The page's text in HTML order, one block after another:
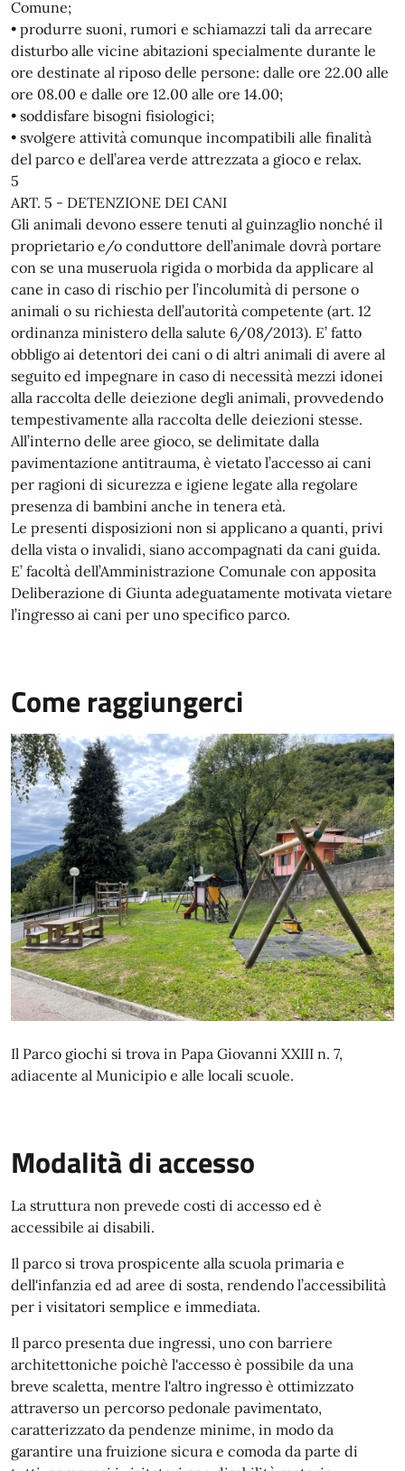
Comune;
• produrre suoni, rumori e schiamazzi tali da arrecare
disturbo alle vicine abitazioni specialmente durante le
ore destinate al riposo delle persone: dalle ore 22.00 alle
ore 08.00 e dalle ore 12.00 alle ore 14.00;
• soddisfare bisogni fisiologici;
• svolgere attività comunque incompatibili alle finalità
del parco e dell’area verde attrezzata a gioco e relax.
5
ART. 5 - DETENZIONE DEI CANI
Gli animali devono essere tenuti al guinzaglio nonché il
proprietario e/o conduttore dell’animale dovrà portare
con se una museruola rigida o morbida da applicare al
cane in caso di rischio per l’incolumità di persone o
animali o su richiesta dell’autorità competente (art. 12
ordinanza ministero della salute 6/08/2013). E’ fatto
obbligo ai detentori dei cani o di altri animali di avere al
seguito ed impegnare in caso di necessità mezzi idonei
alla raccolta delle deiezione degli animali, provvedendo
tempestivamente alla raccolta delle deiezioni stesse.
All’interno delle aree gioco, se delimitate dalla
pavimentazione antitrauma, è vietato l’accesso ai cani
per ragioni di sicurezza e igiene legate alla regolare
presenza di bambini anche in tenera età.
Le presenti disposizioni non si applicano a quanti, privi
della vista o invalidi, siano accompagnati da cani guida.
E’ facoltà dell’Amministrazione Comunale con apposita
Deliberazione di Giunta adeguatamente motivata vietare
l’ingresso ai cani per uno specifico parco.
Come raggiungerci
Il Parco giochi si trova in Papa Giovanni XXIII n. 7,
adiacente al Municipio e alle locali scuole.
Modalità di accesso
La struttura non prevede costi di accesso ed è
accessibile ai disabili.
Il parco si trova prospicente alla scuola primaria e
dell'infanzia ed ad aree di sosta, rendendo l’accessibilità
per i visitatori semplice e immediata.
Il parco presenta due ingressi, uno con barriere
architettoniche poichè l'accesso è possibile da una
breve scaletta, mentre l'altro ingresso è ottimizzato
attraverso un percorso pedonale pavimentato,
caratterizzato da pendenze minime, in modo da
garantire una fruizione sicura e comoda da parte di